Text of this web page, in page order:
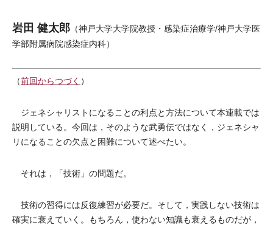
岩田 健太郎 （神戸大学大学院教授・感染症治療学/神戸大学医
学部附属病院感染症内科）
（前回からつづく ）
ジェネシャリストになることの利点と方法について本連載では
説明している。今回は，そのような武勇伝ではなく，ジェネシャ
リになることの欠点と困難について述べたい。
それは，「技術」の問題だ。
技術の習得には反復練習が必要だ。そして，実践しない技術は
確実に衰えていく。もちろん，使わない知識も衰えるものだが，